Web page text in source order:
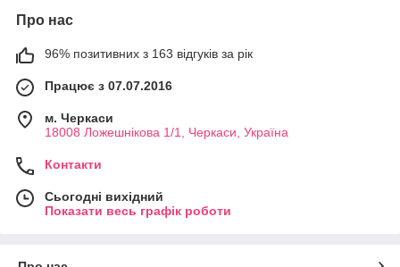
Про нас
96% позитивних з 163 відгуків за рік
Працює з 07.07.2016
м. Черкаси
18008 Ложешнікова 1/1, Черкаси, Україна
Контакти
Сьогодні вихідний
Показати весь графік роботи